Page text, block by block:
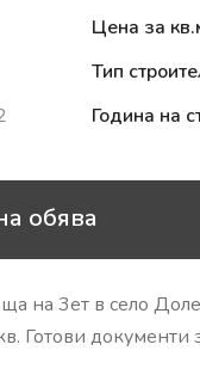
Цена за
Тип
Година на
обява
на 3ет в село
Готови документи